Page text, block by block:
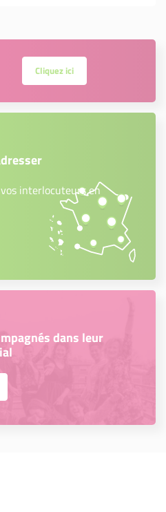
Cliquez ici
interlocuteurs en
dans leur